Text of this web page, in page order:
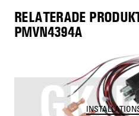
RELATERADE
PMVN4394A